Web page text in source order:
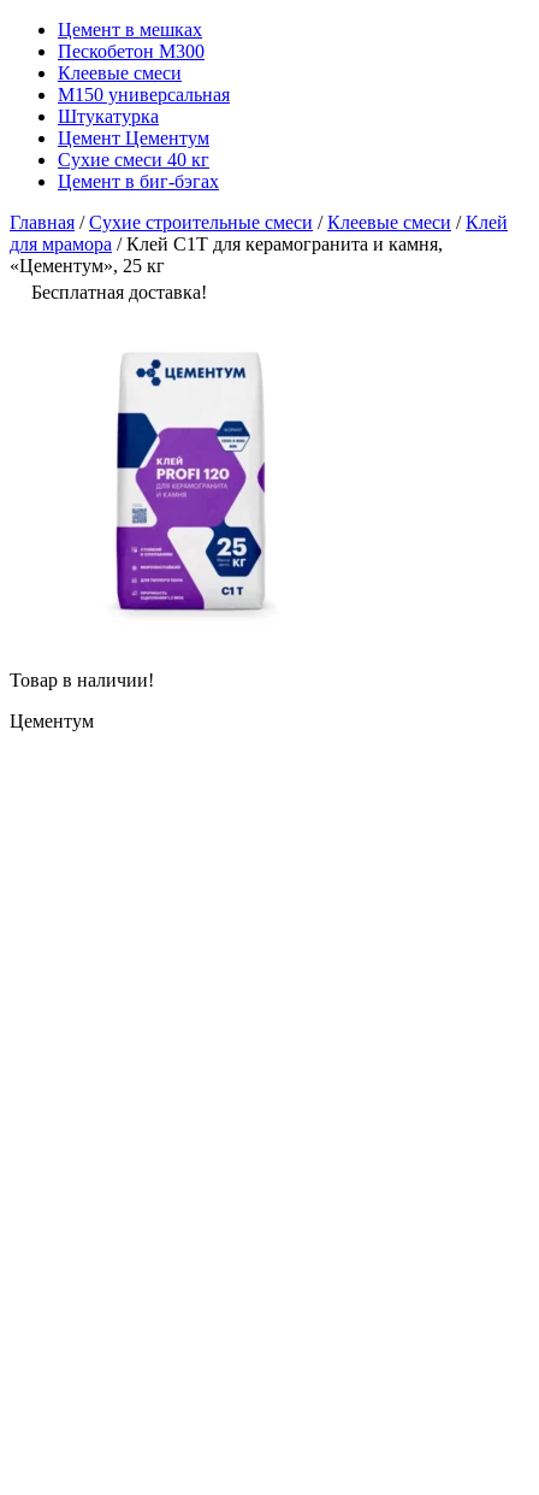
Цемент в мешках
Пескобетон М300
Клеевые смеси
М150 универсальная
Штукатурка
Цемент Цементум
Сухие смеси 40 кг
Цемент в биг-бэгах
Главная /Сухие строительные смеси /Клеевые смеси /Клей
для мрамора / Клей C1T для керамогранита и камня,
«Цементум», 25 кг
Бесплатная доставка!
Товар в наличии!
Цементум